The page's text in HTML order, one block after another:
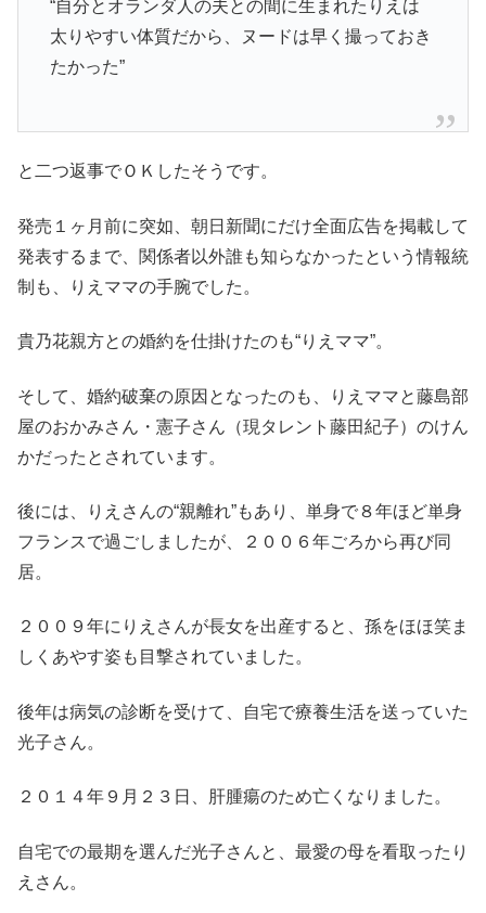
“自分とオランダ人の夫との間に生まれたりえは
太りやすい体質だから、ヌードは早く撮っておき
たかった”
と二つ返事でＯＫしたそうです。
発売１ヶ月前に突如、朝日新聞にだけ全面広告を掲載して
発表するまで、関係者以外誰も知らなかったという情報統
制も、りえママの手腕でした。
貴乃花親方との婚約を仕掛けたのも“りえママ”。
そして、婚約破棄の原因となったのも、りえママと藤島部
屋のおかみさん・憲子さん（現タレント藤田紀子）のけん
かだったとされています。
後には、りえさんの“親離れ”もあり、単身で８年ほど単身
フランスで過ごしましたが、２００６年ごろから再び同
居。
２００９年にりえさんが長女を出産すると、孫をほほ笑ま
しくあやす姿も目撃されていました。
後年は病気の診断を受けて、自宅で療養生活を送っていた
光子さん。
２０１４年９月２３日、肝腫瘍のため亡くなりました。
自宅での最期を選んだ光子さんと、最愛の母を看取ったり
えさん。